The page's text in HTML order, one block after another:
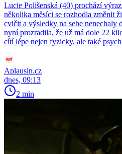
Lucie Polišenská (40) prochází
několika měsíci se rozhodla změnit
cvičit a výsledky na sebe nenechaly
nyní prozradila, že už má dole 22
cítí lépe nejen fyzicky, ale také
Aplausin.cz
dnes, 09:13
2 min